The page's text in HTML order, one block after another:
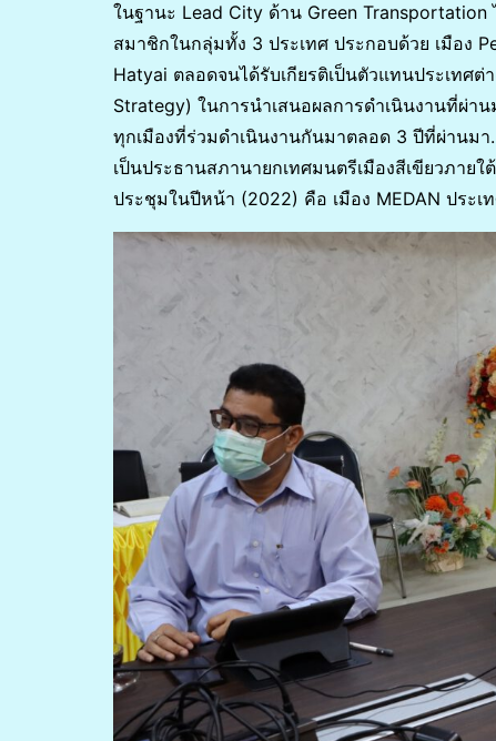
ในฐานะ Lead City ด้าน Green
สมาชิกในกลุ่มทั้ง 3 ประเทศ ประกอบด้วย เมือง
Hatyai ตลอดจนได้รับเกียรติเป็นตัวแทนประเทศต่
Strategy) ในการนำเสนอผลการดำเนินงานที่ผ่
ทุกเมืองที่ร่วมดำเนินงานกันมาตลอด 3 ปีที่ผ่านม
เป็นประธานสภานายกเทศมนตรีเมืองสีเขียวภาย
ประชุมในปีหน้า (2022) คือ เมือง MEDAN ประเ